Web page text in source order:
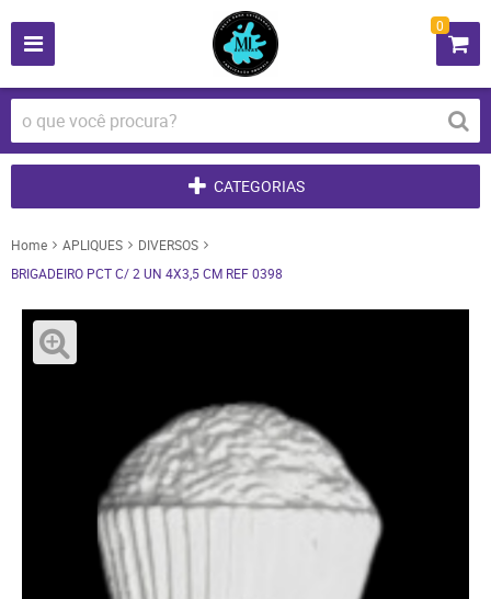
0
CATEGORIAS
Home APLIQUES
DIVERSOS
BRIGADEIRO PCT C/ 2 UN 4X3,5 CM REF 0398